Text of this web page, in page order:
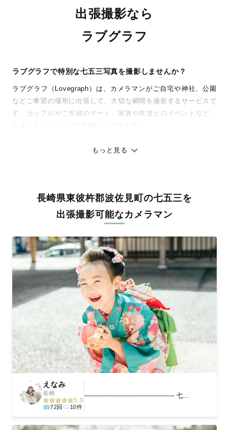
出張撮影なら
ラブグラフ
ラブグラフで特別な七五三写真を撮影しませんか？
ラブグラフ（Lovegraph）は、カメラマンがご自宅や神社、公園
などご希望の場所に出張して、大切な瞬間を撮影するサービスで
す。カップルやご夫婦のデート、家族や友達とのイベントなど、
ありのままの空気感を大切に、何十年経っても見返したくなるよ
料金は全国どこでも一律。わかりやすく安心の価格設定です。オ
リジナルの研修と厳正な審査に合格し、撮影技術やホスピタリテ
ィを身につけたプロのカメラマンが全国47都道府県に在籍してい
験をお届けします。
丁寧なレタッチで思い出を美しく仕上げます
撮影後は、独自の編集技術で写真の明るさや色合いを丁寧に調
整。自然な雰囲気を残しつつも、おしゃれで洗練された仕上がり
に。きっと「こんな写真を撮ってほしかった！」と思える一枚に
出会えます。まずは、ラブグラフの撮影事例をご覧ください。
もっと見る
長崎県東彼杵郡波佐見町の七五三を
出張撮影可能なカメラマン
えなみ
長崎
5.0
72回 10件
-------------------------------------------- 七...